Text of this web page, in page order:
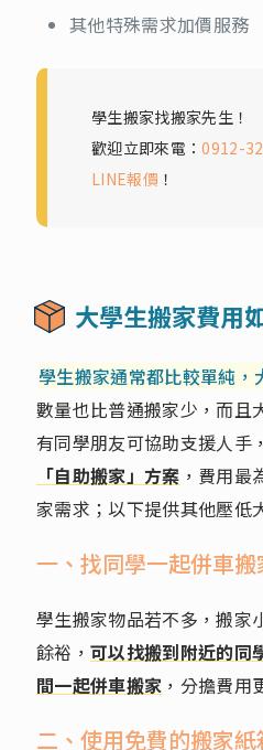
其他特殊需求加價服務
學生搬家找搬家先生！
歡迎立即來電：0912-
LINE報價 ！
大學生搬家費用
學生搬家通常都比較單純，
數量也比普通搬家少，而且
有同學朋友可協助支援人手，
「自助搬家」方案 ，費用最
家需求；以下提供其他壓低
一、找同學一起併車搬
學生搬家物品若不多，搬家
餘裕， 可以找搬到附近的同
間一起併車搬家 ，分擔費用
二、使用免費的搬家紙